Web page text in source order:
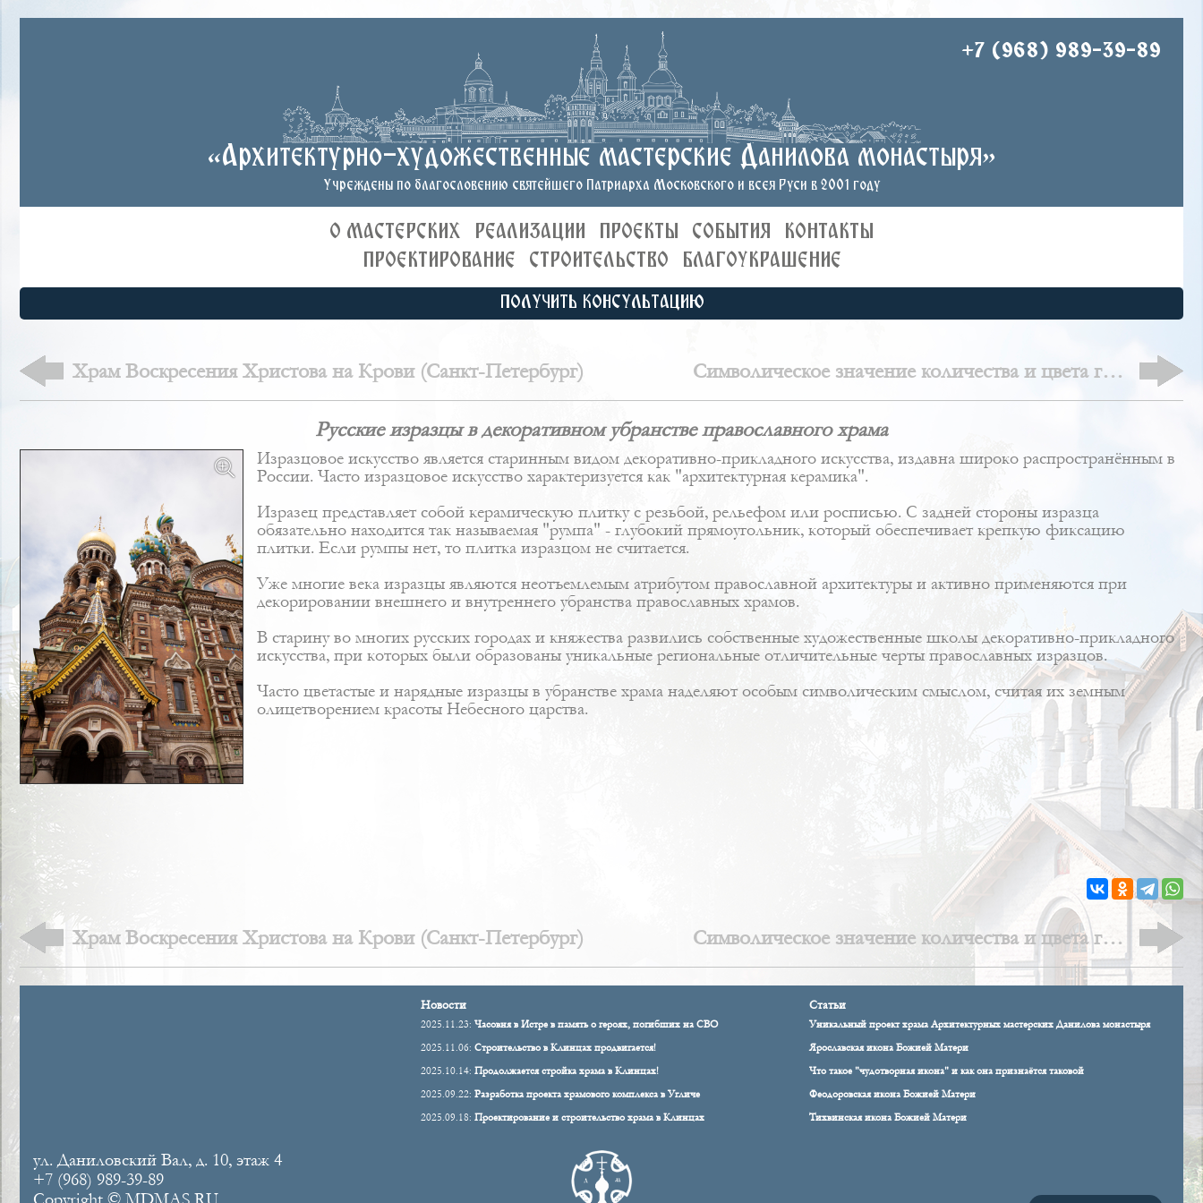
+7 (968) 989-39-89
«Архитектурно-художественные мастерские Данилова монастыря»
Учреждены по благословению святейшего Патриарха Московского и всея Руси в 2001 году
О МАСТЕРСКИХ РЕАЛИЗАЦИИ ПРОЕКТЫ СОБЫТИЯ
КОНТАКТЫ
ПРОЕКТИРОВАНИЕ
СТРОИТЕЛЬСТВО БЛАГОУКРАШЕНИЕ
ПОЛУЧИТЬ КОНСУЛЬТАЦИЮ
Храм Воскресения Христова на Крови (Санкт-Петербург)
Символическое значение количества и цвета глав
Русские изразцы в декоративном убранстве православного храма
Изразцовое искусство является старинным видом декоративно-прикладного искусства, издавна широко распространённым в
России. Часто изразцовое искусство характеризуется как "архитектурная керамика".
Изразец представляет собой керамическую плитку с резьбой, рельефом или росписью. С задней стороны изразца
обязательно находится так называемая "румпа" - глубокий прямоугольник, который обеспечивает крепкую фиксацию
плитки. Если румпы нет, то плитка изразцом не считается.
Уже многие века изразцы являются неотъемлемым атрибутом православной архитектуры и активно применяются при
декорировании внешнего и внутреннего убранства православных храмов.
В старину во многих русских городах и княжества развились собственные художественные школы декоративно-прикладного
искусства, при которых были образованы уникальные региональные отличительные черты православных изразцов.
Часто цветастые и нарядные изразцы в убранстве храма наделяют особым символическим смыслом, считая их земным
олицетворением красоты Небесного царства.
Храм Воскресения Христова на Крови (Санкт-Петербург)
Символическое значение количества и цвета глав
православного храма
Новости
2025.11.23:Часовня в Истре в память о героях, погибших на СВО
2025.11.06:Строительство в Клинцах продвигается!
2025.10.14:Продолжается стройка храма в Клинцах!
2025.09.22:Разработка проекта храмового комплекса в Угличе
2025.09.18:Проектирование и строительство храма в Клинцах
Статьи
Уникальный проект храма Архитектурных мастерских Данилова монастыря
Ярославская икона Божией Матери
Что такое "чудотворная икона" и как она признаётся таковой
Феодоровская икона Божией Матери
Тихвинская икона Божией Матери
ул. Даниловский Вал, д. 10, этаж 4
+7 (968) 989-39-89